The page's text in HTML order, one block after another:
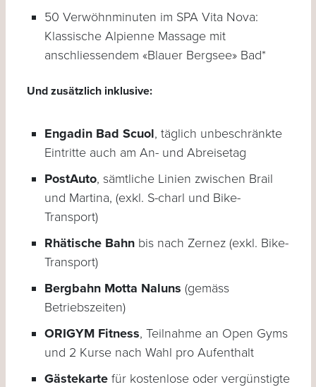
50 Verwöhnminuten im SPA Vita Nova:
Klassische Alpienne Massage mit
anschliessendem «Blauer Bergsee» Bad*
Und zusätzlich inklusive:
Engadin Bad Scuol, täglich unbeschränkte
Eintritte auch am An- und Abreisetag
PostAuto, sämtliche Linien zwischen Brail
und Martina, (exkl. S-charl und Bike-
Transport)
Rhätische Bahnbis nach Zernez (exkl. Bike-
Transport)
Bergbahn Motta Naluns (gemäss
Betriebszeiten)
ORIGYM Fitness, Teilnahme an Open Gyms
und 2 Kurse nach Wahl pro Aufenthalt
Gästekartefür kostenlose oder vergünstigte